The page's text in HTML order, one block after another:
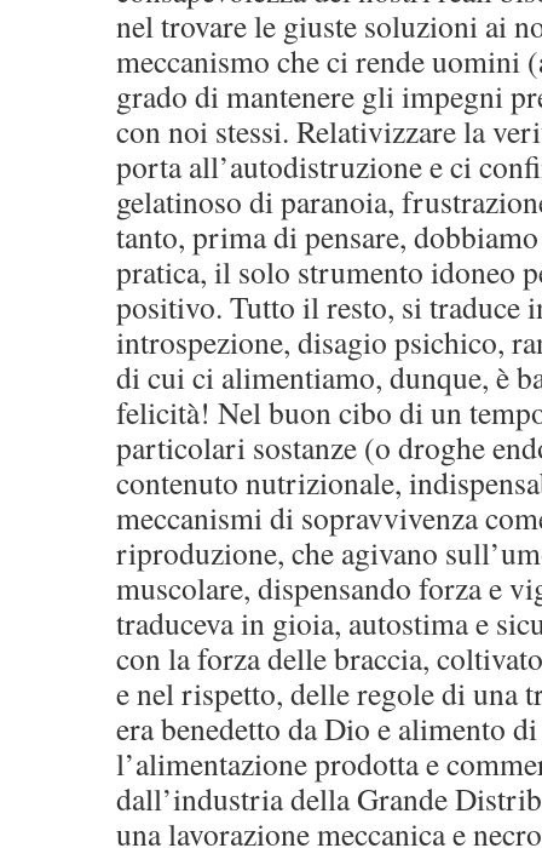
nel trovare le giuste soluzioni ai
meccanismo che ci rende uomini
grado di mantenere gli impegni
con noi stessi. Relativizzare la
porta all’autodistruzione e ci
gelatinoso di paranoia,
tanto, prima di pensare,
pratica, il solo strumento idoneo
positivo. Tutto il resto, si traduce
introspezione, disagio psichico,
di cui ci alimentiamo, dunque, è
felicità! Nel buon cibo di un
particolari sostanze (o droghe
contenuto nutrizionale,
meccanismi di sopravvivenza
riproduzione, che agivano
muscolare, dispensando forza e
traduceva in gioia, autostima e
con la forza delle braccia,
e nel rispetto, delle regole di una
era benedetto da Dio e alimento
l’alimentazione prodotta e
dall’industria della Grande
una lavorazione meccanica e